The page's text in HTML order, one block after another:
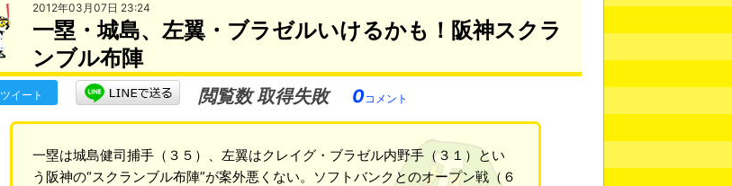
2012年03月07日 23:24
一塁・城島、左翼・ブラゼルいけるかも！阪神スクラ
ンブル布陣
ツイート 閲覧数 取得失敗 0コメント
一塁は城島健司捕手（３５）、左翼はクレイグ・ブラゼル内野手（３１）とい
う阪神の“スクランブル布陣”が案外悪くない。ソフトバンクとのオープン戦（６